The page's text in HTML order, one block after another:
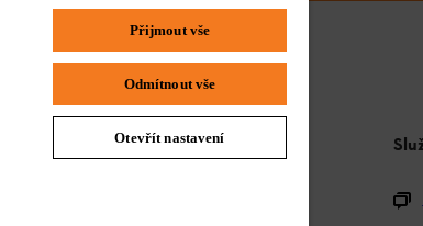
Přijmout vše
Odmítnout vše
Otevřít nastavení